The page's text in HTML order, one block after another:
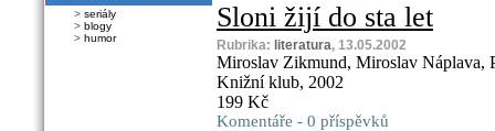
> seriály
> blogy
> humor
Sloni žijí do sta let
Rubrika: literatura, 13.05.2002
Miroslav Zikmund, Miroslav Náplava,
Knižní klub, 2002
199 Kč
Komentáře - 0 příspěvků